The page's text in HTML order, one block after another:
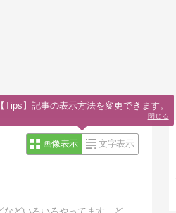
画像表示 文字表示
【Tips】記事の表示方法を変更できます。
閉じる